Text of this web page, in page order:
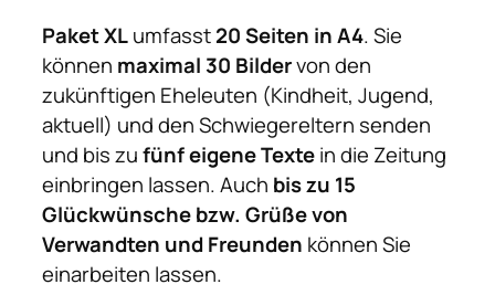
m
H
a
f
e
n
d
e
r
Paket XLumfasst20 Seiten in A4. Sie
können maximal 30 Bildervon den
zukünftigen Eheleuten (Kindheit, Jugend,
aktuell) und den Schwiegereltern senden
und bis zufünf eigene Textein die Zeitung
einbringen lassen. Auch bis zu 15
Glückwünsche bzw. Grüße von
Verwandten und Freunden können Sie
einarbeiten lassen.